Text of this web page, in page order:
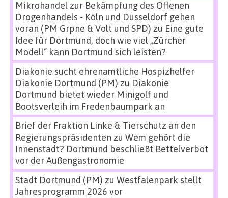
Mikrohandel zur Bekämpfung des Offenen
Drogenhandels - Köln und Düsseldorf gehen
voran (PM Grpne & Volt und SPD) zu Eine gute
Idee für Dortmund, doch wie viel „Zürcher
Modell“ kann Dortmund sich leisten?
Diakonie sucht ehrenamtliche Hospizhelfer
Diakonie Dortmund (PM) zu Diakonie
Dortmund bietet wieder Minigolf und
Bootsverleih im Fredenbaumpark an
Brief der Fraktion Linke & Tierschutz an den
Regierungspräsidenten zu Wem gehört die
Innenstadt? Dortmund beschließt Bettelverbot
vor der Außengastronomie
Stadt Dortmund (PM) zu Westfalenpark stellt
Jahresprogramm 2026 vor